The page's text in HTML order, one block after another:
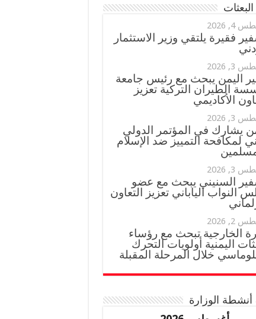
4, 2026
فقيرة يلتقي وزير الاستثمار
3, 2026
اليمن يبحث مع رئيس جامعة
الطيران التركية تعزيز
الأكاديمي
3, 2026
يشارك في المؤتمر الدولي
لمكافحة التمييز ضد الإسلام
3, 2026
السنيني يبحث مع عضو
النواب الياباني تعزيز التعاون
2, 2026
الخارجية تبحث مع رؤساء
اليمنية أولويات التحرك
خلال المرحلة المقبلة
الوزارة